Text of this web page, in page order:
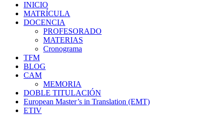
INICIO
MATRÍCULA
DOCENCIA
PROFESORADO
MATERIAS
Cronograma
TFM
BLOG
CAM
MEMORIA
DOBLE TITULACIÓN
European Master’s in Translation (EMT)
ETIV